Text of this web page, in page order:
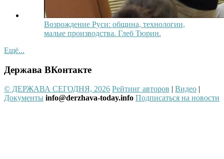
Возрождение Руси: община, технологии,
малые производства. Глеб Тюрин.
Ещё...
Держава ВКонтакте
© ДЕРЖАВА СЕГОДНЯ, 2026 Рейтинг авторов | Видео |
Документы info@derzhava-today.info Подписаться на новости